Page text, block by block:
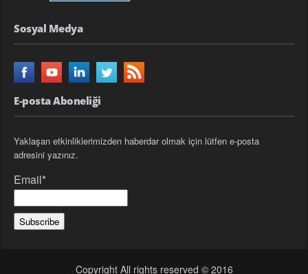
Sosyal Medya
E-posta Aboneliği
Yaklaşan etkinliklerimizden haberdar olmak için lütfen e-posta
adresini yazınız.
Email*
Copyright All rights reserved © 2016